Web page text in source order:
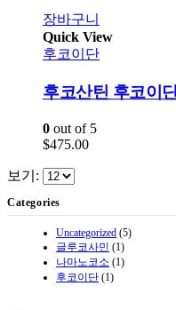
장바구니
Quick View
후코이단
후코산틴 후코이
0 out of 5
$475.00
보기:
Categories
Uncategorized (5)
글루코사민 (1)
나마노코소 (1)
후코이단 (1)